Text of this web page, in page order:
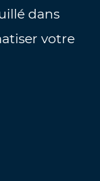
dans
votre